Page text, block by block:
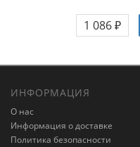
1 086 ₽
ИНФОРМАЦИЯ
О нас
Информация о доставке
Политика безопасности